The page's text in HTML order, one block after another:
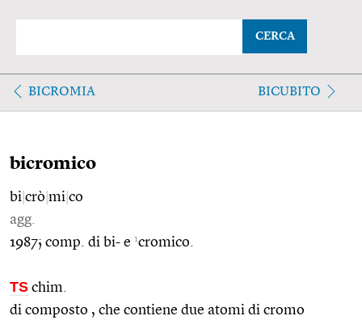
CERCA
BICROMIA BICUBITO
bicromico
bi crò mi co
agg.
1987; comp. di bi- e 1cromico.
TS chim.
di composto , che contiene due atomi di cromo